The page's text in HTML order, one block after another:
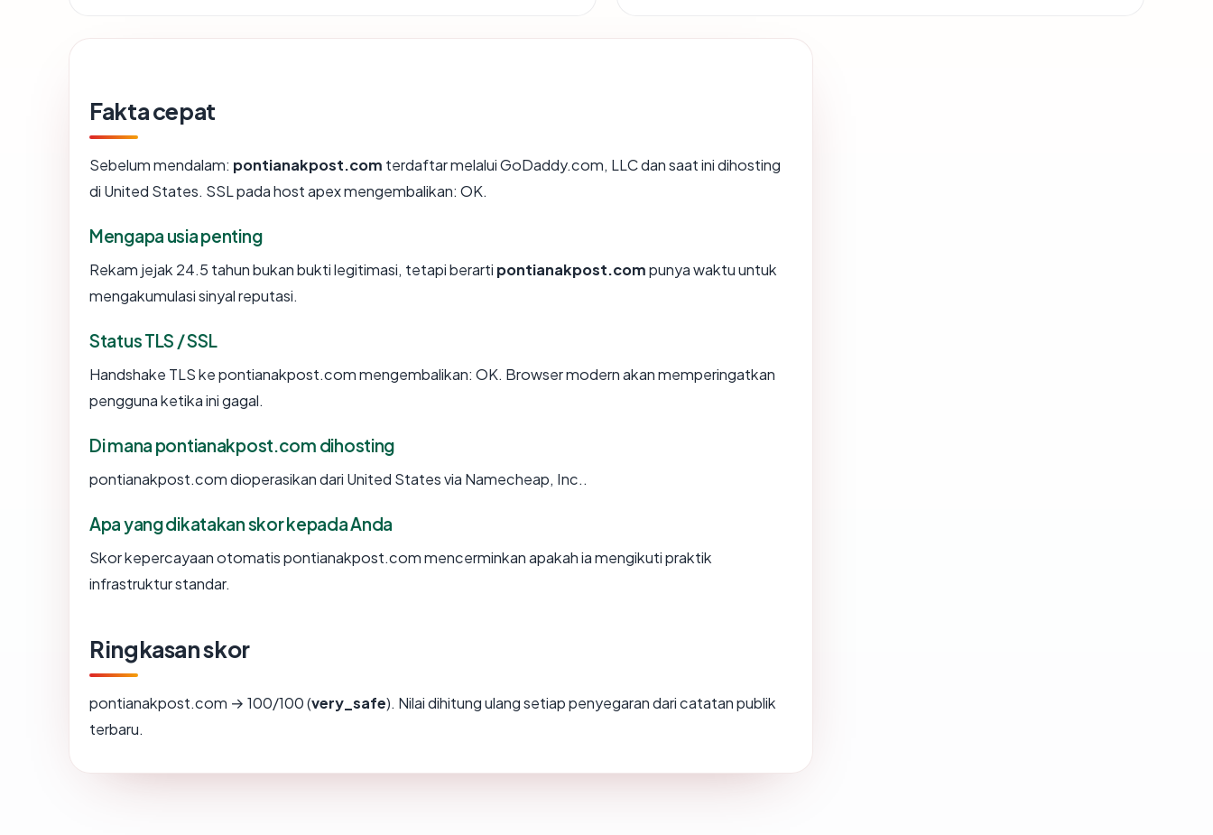
Fakta cepat
Sebelum mendalam: pontianakpost.com terdaftar melalui GoDaddy.com, LLC dan saat ini dihosting
di United States. SSL pada host apex mengembalikan: OK.
Mengapa usia penting
Rekam jejak 24.5 tahun bukan bukti legitimasi, tetapi berarti pontianakpost.compunya waktu untuk
mengakumulasi sinyal reputasi.
Status TLS / SSL
Handshake TLS ke pontianakpost.com mengembalikan: OK. Browser modern akan memperingatkan
pengguna ketika ini gagal.
Di mana pontianakpost.com dihosting
pontianakpost.com dioperasikan dari United States via Namecheap, Inc..
Apa yang dikatakan skor kepada Anda
Skor kepercayaan otomatis pontianakpost.com mencerminkan apakah ia mengikuti praktik
infrastruktur standar.
Ringkasan skor
pontianakpost.com → 100/100 (very_safe). Nilai dihitung ulang setiap penyegaran dari catatan publik
terbaru.